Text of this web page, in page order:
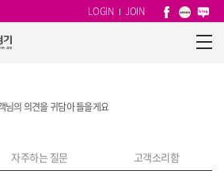
LOGIN JOIN
님의 의견을 귀담아 들을게요
자주하는 질문 고객소리함